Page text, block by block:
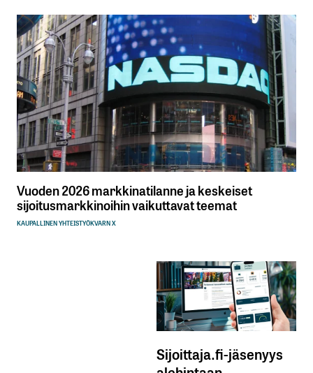
Vuoden 2026 markkinatilanne ja keskeiset
sijoitusmarkkinoihin vaikuttavat teemat
KAUPALLINEN YHTEISTYÖKVARN X
Sijoittaja.fi-jäsenyys